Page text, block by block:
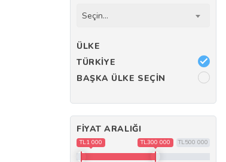
Seçin...
ÜLKE
TÜRKIYE
BAŞKA ÜLKE SEÇIN
FIYAT ARALIĞI
TL500 000
TL1 000 TL300 000